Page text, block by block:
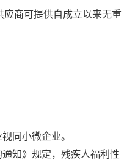
应商可提供自成立以来无重
同小微企业。
知》规定，残疾人福利性